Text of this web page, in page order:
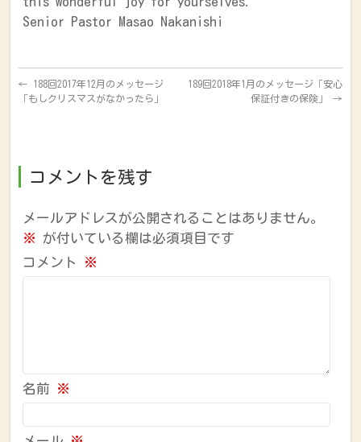
Senior Pastor Masao Nakanishi
←
188回2017年12月のメッセージ
「もしクリスマスがなかったら」
189回2018年1月のメッセージ「安心
保証付きの保険」 →
コメントを残す
メールアドレスが公開されることはありません。
※ が付いている欄は必須項目です
コメント ※
名前 ※